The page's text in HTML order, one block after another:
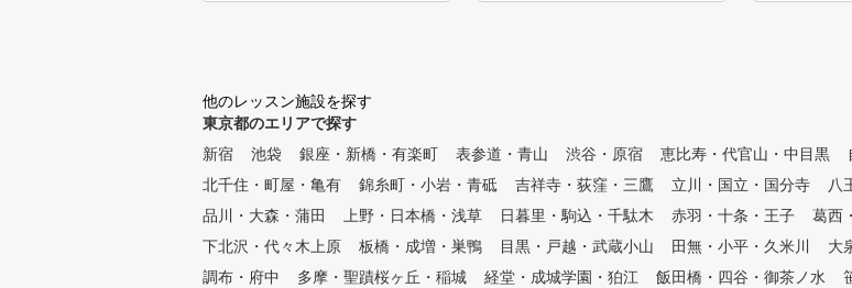
題が「見える化」されます。ま
イング撮影しており、スロー再
生や一時停止などで自分のフォ
ることができます。 ②シミュ
レーターを活用した専属プロに
他のレッスン施設を探す
東京都のエリアで探す
新宿
池袋 銀座・新橋・有楽町 表参道・青山 渋谷・原宿 恵比寿・代官山・中目黒
北千住・町屋・亀有
錦糸町・小岩・青砥 吉祥寺・荻窪・三鷹 立川・国立・国分寺 八
品川・大森・蒲田
上野・日本橋・浅草 日暮里・駒込・千駄木 赤羽・十条・王子 葛西
下北沢・代々木上原
板橋・成増・巣鴨 目黒・戸越・武蔵小山 田無・小平・久米川 大
調布・府中
多摩・聖蹟桜ヶ丘・稲城 経堂・成城学園・狛江 飯田橋・四谷・御茶ノ水